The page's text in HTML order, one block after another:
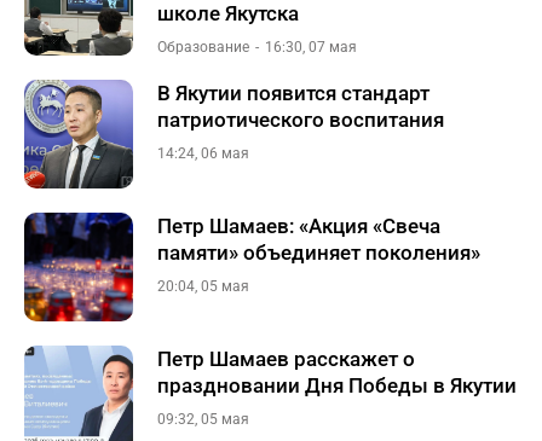
школе Якутска
Образование 16:30, 07 мая
В Якутии появится стандарт
патриотического воспитания
14:24, 06 мая
Петр Шамаев: «Акция «Свеча
памяти» объединяет поколения»
20:04, 05 мая
Петр Шамаев расскажет о
праздновании Дня Победы в Якутии
09:32, 05 мая